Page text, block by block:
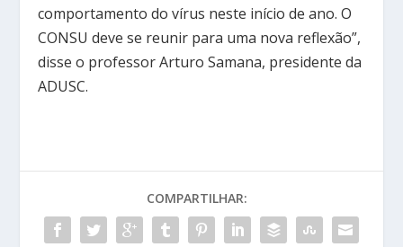
comportamento do vírus neste início de ano. O
CONSU deve se reunir para uma nova reflexão”,
disse o professor Arturo Samana, presidente da
ADUSC.
COMPARTILHAR: